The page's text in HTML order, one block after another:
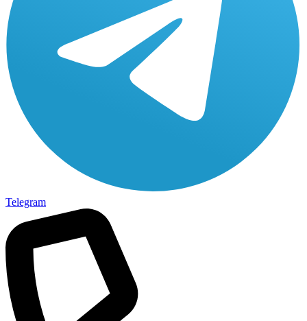
Telegram